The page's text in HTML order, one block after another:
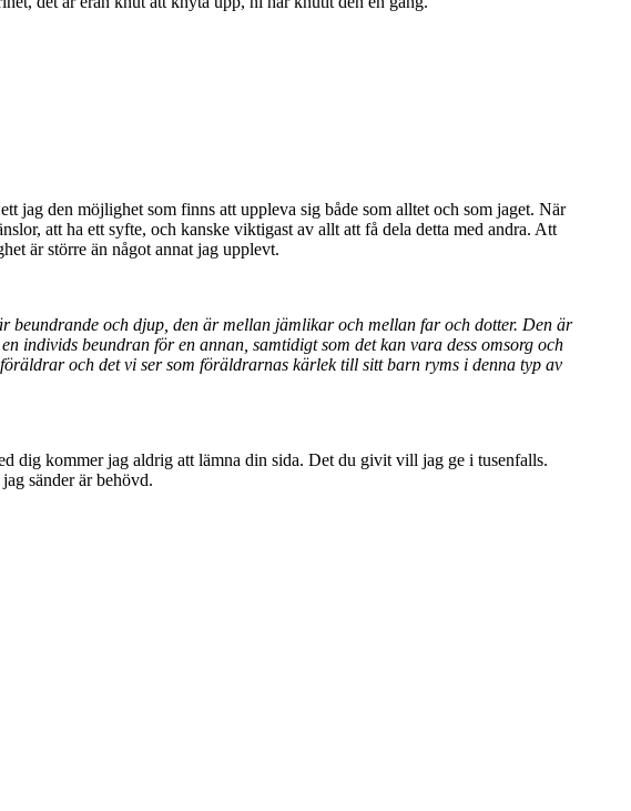
jag den möjlighet som finns att uppleva sig både som alltet och som jaget. När
att ha ett syfte, och kanske viktigast av allt att få dela detta med andra. Att
är större än något annat jag upplevt.
och djup, den är mellan jämlikar och mellan far och dotter. Den är
individs beundran för en annan, samtidigt som det kan vara dess omsorg och
och det vi ser som föräldrarnas kärlek till sitt barn ryms i denna typ av
dig kommer jag aldrig att lämna din sida. Det du givit vill jag ge i tusenfalls.
sänder är behövd.